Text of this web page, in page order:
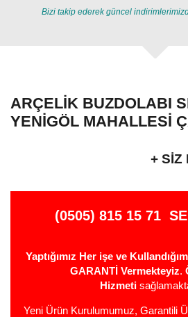
Bizi takip ederek güncel
ARÇELIK BUZDOLABI
YENIGÖL MAHALLESI
+ SIZ
(0505) 815 15 71
Yaptığımız Her işe ve
GARANTİ Vermekteyiz.
Hizmeti
Yeni Ürün Kurulumumuz, Garantili